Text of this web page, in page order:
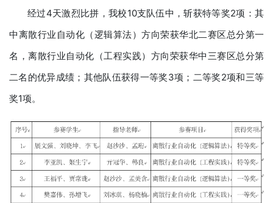
经过4天激烈比拼，我校10支队伍中，斩获特等奖2项：其
中离散行业自动化（逻辑算法）方向荣获华北二赛区总分第一
名，离散行业自动化（工程实践）方向荣获华中三赛区总分第
二名的优异成绩；其他队伍获得一等奖3项；二等奖2项和三等
奖1项。